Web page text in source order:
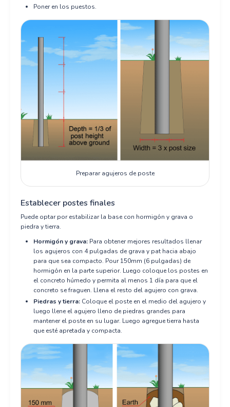
Poner en los puestos.
Preparar agujeros de poste
Establecer postes finales
Puede optar por estabilizar la base con hormigón y grava o
piedra y tierra.
Hormigón y grava: Para obtener mejores resultados llenar
los agujeros con 4 pulgadas de grava y pat hacia abajo
para que sea compacto. Pour 150mm (6 pulgadas) de
hormigón en la parte superior. Luego coloque los postes en
el concreto húmedo y permita al menos 1 día para que el
concreto se fraguen. Llena el resto del agujero con grava.
Piedras y tierra: Coloque el poste en el medio del agujero y
luego llene el agujero lleno de piedras grandes para
mantener el poste en su lugar. Luego agregue tierra hasta
que esté apretada y compacta.